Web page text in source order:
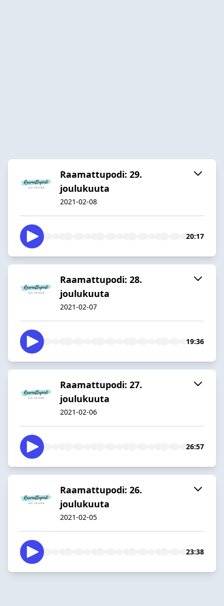
Raamattupodi: 29.
joulukuuta
2021-02-08
20:17
Raamattupodi: 28.
joulukuuta
2021-02-07
19:36
Raamattupodi: 27.
joulukuuta
2021-02-06
26:57
Raamattupodi: 26.
joulukuuta
2021-02-05
23:38